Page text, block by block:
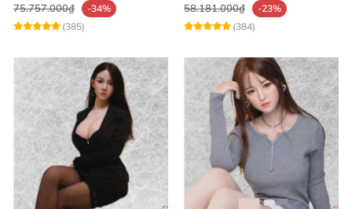
75.757.000₫
-34%
(385)
58.181.000₫
-23%
(384)